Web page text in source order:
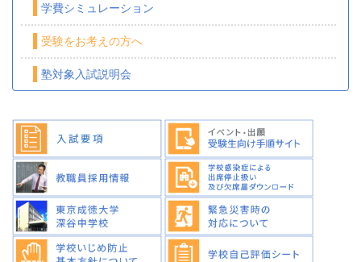
学費シミュレーション
受験をお考えの方へ
塾対象入試説明会